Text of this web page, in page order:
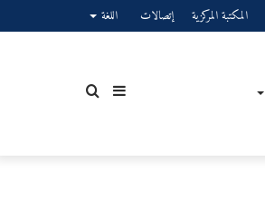
المكتبة المركزية إتصالات اللغة
بحثإضافة